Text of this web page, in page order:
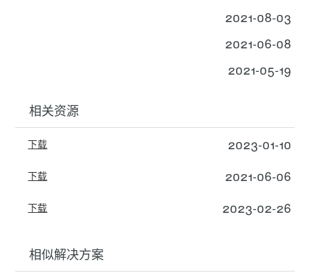
2021-08-03
2021-06-08
2021-05-19
相关资源
下载 2023-01-10
下载 2021-06-06
下载 2023-02-26
相似解决方案